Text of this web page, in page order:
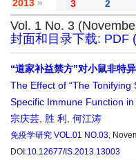
2013 » 3 2
Vol. 1 No. 3
封面和目录下载: PDF
“道家补益禁方”对小鼠非特
The Effect of “The Tonifying
Specific Immune Function
宗庆芸 胜 利 何江涛
免疫学研究 VOL.01 NO.03,
DOI:10.12677/IS.2013.13003